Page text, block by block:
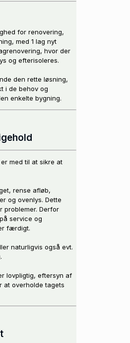
for renovering,
med 1 lag nyt
hvor der
og efterisoleres.
den rette løsning,
i de behov og
enkelte bygning.
med til at sikre at
rense afløb,
og ovenlys. Dette
problemer. Derfor
service og
færdigt.
naturligvis også evt.
lovpligtig, eftersyn af
at overholde tagets